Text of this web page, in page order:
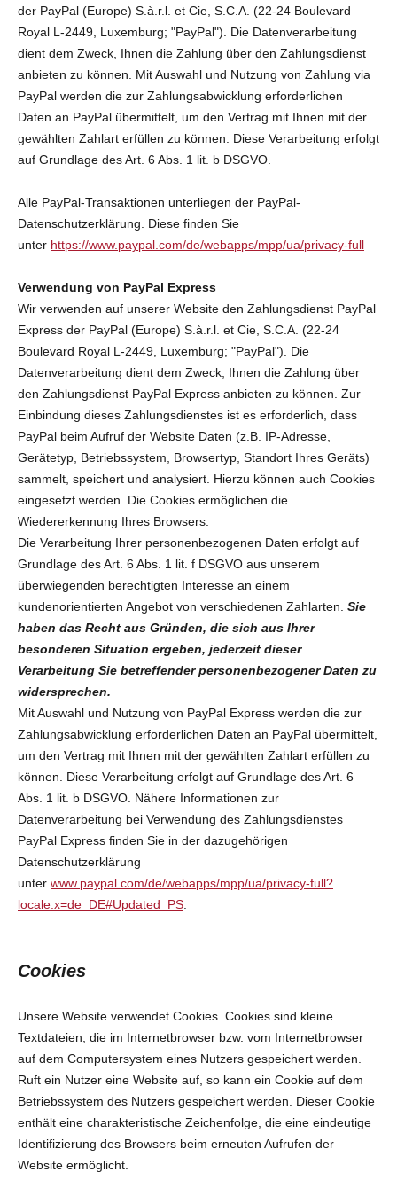
der PayPal (Europe) S.à.r.l. et Cie, S.C.A. (22-24 Boulevard
Royal L-2449, Luxemburg; "PayPal"). Die Datenverarbeitung
dient dem Zweck, Ihnen die Zahlung über den Zahlungsdienst
anbieten zu können. Mit Auswahl und Nutzung von Zahlung via
PayPal werden die zur Zahlungsabwicklung erforderlichen
Daten an PayPal übermittelt, um den Vertrag mit Ihnen mit der
gewählten Zahlart erfüllen zu können. Diese Verarbeitung erfolgt
auf Grundlage des Art. 6 Abs. 1 lit. b DSGVO.
Alle PayPal-Transaktionen unterliegen der PayPal-
Datenschutzerklärung. Diese finden Sie
unter https://www.paypal.com/de/webapps/mpp/ua/privacy-full
Verwendung von PayPal Express
Wir verwenden auf unserer Website den Zahlungsdienst PayPal
Express der PayPal (Europe) S.à.r.l. et Cie, S.C.A. (22-24
Boulevard Royal L-2449, Luxemburg; "PayPal"). Die
Datenverarbeitung dient dem Zweck, Ihnen die Zahlung über
den Zahlungsdienst PayPal Express anbieten zu können. Zur
Einbindung dieses Zahlungsdienstes ist es erforderlich, dass
PayPal beim Aufruf der Website Daten (z.B. IP-Adresse,
Gerätetyp, Betriebssystem, Browsertyp, Standort Ihres Geräts)
sammelt, speichert und analysiert. Hierzu können auch Cookies
eingesetzt werden. Die Cookies ermöglichen die
Wiedererkennung Ihres Browsers.
Die Verarbeitung Ihrer personenbezogenen Daten erfolgt auf
Grundlage des Art. 6 Abs. 1 lit. f DSGVO aus unserem
überwiegenden berechtigten Interesse an einem
kundenorientierten Angebot von verschiedenen Zahlarten. Sie
haben das Recht aus Gründen, die sich aus Ihrer
besonderen Situation ergeben, jederzeit dieser
Verarbeitung Sie betreffender personenbezogener Daten zu
widersprechen.
Mit Auswahl und Nutzung von PayPal Express werden die zur
Zahlungsabwicklung erforderlichen Daten an PayPal übermittelt,
um den Vertrag mit Ihnen mit der gewählten Zahlart erfüllen zu
können. Diese Verarbeitung erfolgt auf Grundlage des Art. 6
Abs. 1 lit. b DSGVO. Nähere Informationen zur
Datenverarbeitung bei Verwendung des Zahlungsdienstes
PayPal Express finden Sie in der dazugehörigen
Datenschutzerklärung
unter www.paypal.com/de/webapps/mpp/ua/privacy-full?
locale.x=de_DE#Updated_PS
Cookies
Unsere Website verwendet Cookies. Cookies sind kleine
Textdateien, die im Internetbrowser bzw. vom Internetbrowser
auf dem Computersystem eines Nutzers gespeichert werden.
Ruft ein Nutzer eine Website auf, so kann ein Cookie auf dem
Betriebssystem des Nutzers gespeichert werden. Dieser Cookie
enthält eine charakteristische Zeichenfolge, die eine eindeutige
Identifizierung des Browsers beim erneuten Aufrufen der
Website ermöglicht.